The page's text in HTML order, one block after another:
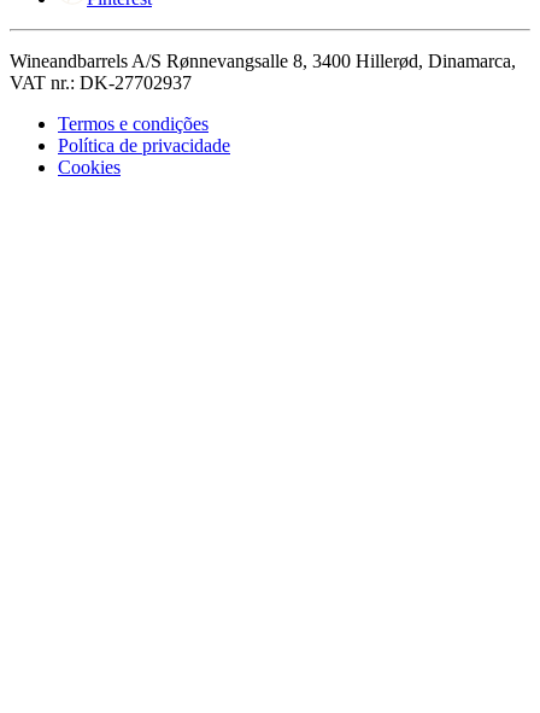
Wineandbarrels A/S Rønnevangsalle 8, 3400 Hillerød, Dinamarca,
VAT nr.: DK-27702937
Termos e condições
Política de privacidade
Cookies